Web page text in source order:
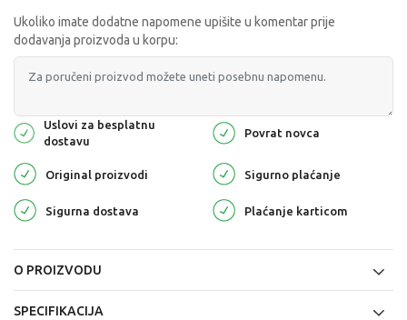
Ukoliko imate dodatne napomene upišite u komentar prije
dodavanja proizvoda u korpu:
Uslovi za besplatnu
dostavu
Povrat novca
Original proizvodi Sigurno plaćanje
Sigurna dostava Plaćanje karticom
O PROIZVODU
SPECIFIKACIJA